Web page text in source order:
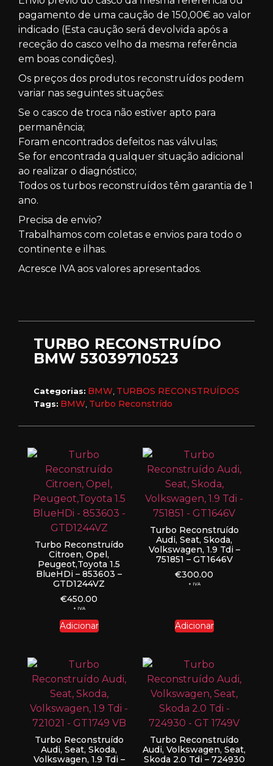
pagamento de uma caução de 150,00€ ao valor
indicado (Esta caução será devolvida após a
receção do casco velho da mesma referência
em boas condições).
Os preços dos produtos reconstruídos podem
variar nas seguintes situações:
Se o casco de troca não estiver apto para
permanência;
Foram encontrados defeitos nas válvulas;
Se for encontrada qualquer situação adicional
ao realizar o diagnóstico;
Todos os turbos reconstruídos têm garantia de 1
ano.
Precisa de envio?
Trabalhamos com coletas e envios para todo o
continente e ilhas.
Acresce IVA aos valores apresentados.
TURBO RECONSTRUÍDO
BMW 53039710523
Categorias: BMW TURBOS RECONSTRUÍDOS
Tags: BMW Turbo Reconstrído
Turbo Reconstruído
Citroen, Opel,
Peugeot,Toyota 1.5
BlueHDi – 853603 –
GTD1244VZ
€450.00
+ IVA
Adicionar
Turbo Reconstruído
Audi, Seat, Skoda,
Volkswagen, 1.9 Tdi –
751851 – GT1646V
€300.00
+ IVA
Adicionar
Turbo Reconstruído
Audi, Seat, Skoda,
Volkswagen, 1.9 Tdi –
Turbo Reconstruído
Audi, Volkswagen, Seat,
Skoda 2.0 Tdi – 724930